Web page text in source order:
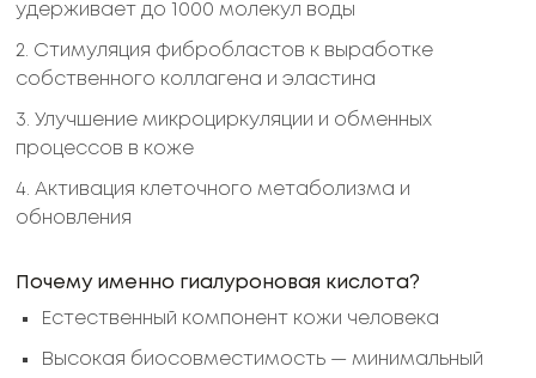
удерживает до 1000 молекул воды
2. Стимуляция фибробластов к выработке
собственного коллагена и эластина
3. Улучшение микроциркуляции и обменных
процессов в коже
4. Активация клеточного метаболизма и
обновления
Почему именно гиалуроновая кислота?
Естественный компонент кожи человека
Высокая биосовместимость — минимальный